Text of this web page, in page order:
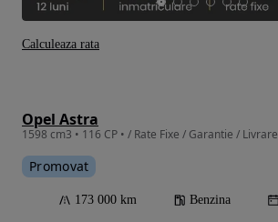
Opel Astra
1598 cm3 • 116 CP • / Rate Fixe / Garantie / Livrare
Promovat
173 000 km Benzina
Calculeaza rata